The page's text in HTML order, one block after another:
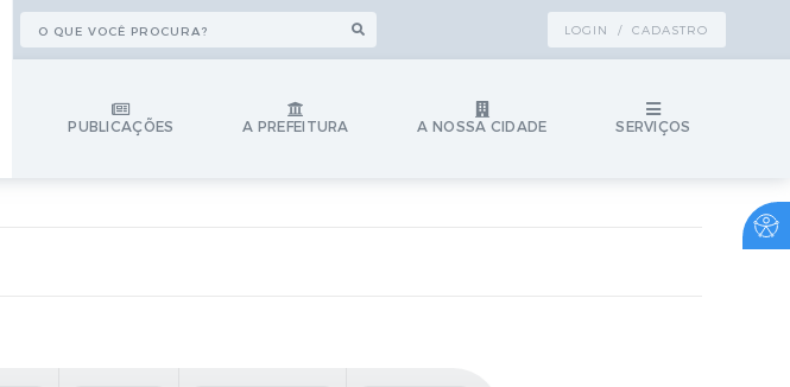
LOGIN / CADASTRO
PUBLICAÇÕES A PREFEITURA A NOSSA CIDADE SERVIÇOS